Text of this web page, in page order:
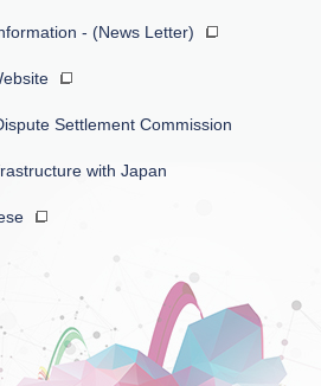
- (News Letter)
Settlement Commission
with Japan